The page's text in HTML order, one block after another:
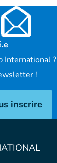
International ?
!
inscrire